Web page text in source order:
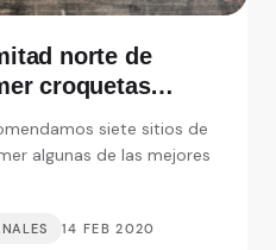
norte de
croquetas
siete sitios de
algunas de las mejores
14 FEB 2020